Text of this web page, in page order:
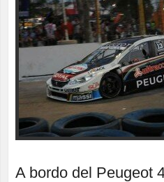
A bordo del Peugeot